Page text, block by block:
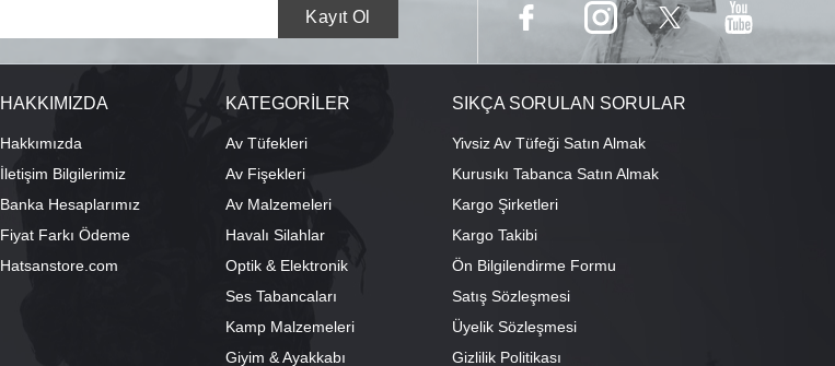
HAKKIMIZDA
Hakkımızda
İletişim Bilgilerimiz
Banka Hesaplarımız
Fiyat Farkı Ödeme
Hatsanstore.com
KATEGORİLER
Av Tüfekleri
Av Fişekleri
Av Malzemeleri
Havalı Silahlar
Optik & Elektronik
Ses Tabancaları
Kamp Malzemeleri
Giyim & Ayakkabı
SIKÇA SORULAN SORULAR
Yivsiz Av Tüfeği Satın Almak
Kurusıkı Tabanca Satın Almak
Kargo Şirketleri
Kargo Takibi
Ön Bilgilendirme Formu
Satış Sözleşmesi
Üyelik Sözleşmesi
Gizlilik Politikası